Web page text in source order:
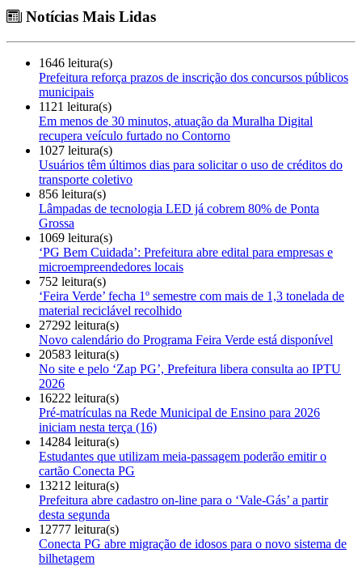
Notícias Mais Lidas
1646 leitura(s)
Prefeitura reforça prazos de inscrição dos concursos públicos
municipais
1121 leitura(s)
Em menos de 30 minutos, atuação da Muralha Digital
recupera veículo furtado no Contorno
1027 leitura(s)
Usuários têm últimos dias para solicitar o uso de créditos do
transporte coletivo
856 leitura(s)
Lâmpadas de tecnologia LED já cobrem 80% de Ponta
Grossa
1069 leitura(s)
‘PG Bem Cuidada’: Prefeitura abre edital para empresas e
microempreendedores locais
752 leitura(s)
‘Feira Verde’ fecha 1º semestre com mais de 1,3 tonelada de
material reciclável recolhido
27292 leitura(s)
Novo calendário do Programa Feira Verde está disponível
20583 leitura(s)
No site e pelo ‘Zap PG’, Prefeitura libera consulta ao IPTU
2026
16222 leitura(s)
Pré-matrículas na Rede Municipal de Ensino para 2026
iniciam nesta terça (16)
14284 leitura(s)
Estudantes que utilizam meia-passagem poderão emitir o
cartão Conecta PG
13212 leitura(s)
Prefeitura abre cadastro on-line para o ‘Vale-Gás’ a partir
desta segunda
12777 leitura(s)
Conecta PG abre migração de idosos para o novo sistema de
bilhetagem